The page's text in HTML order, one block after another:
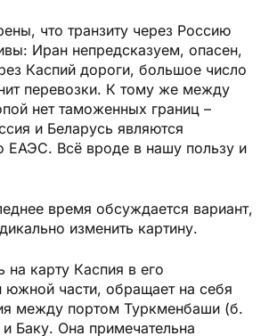
что транзиту через Россию
Иран непредсказуем, опасен,
Каспий дороги, большое число
перевозки. К тому же между
нет таможенных границ –
и Бе­ларусь являются
ЕАЭС. Всё вроде в нашу пользу и
время обсуждается вариант,
изменить картину.
на карту Каспия в его
южной части, обра­щает на себя
между портом Туркменбаши (б.
Баку. Она примечательна